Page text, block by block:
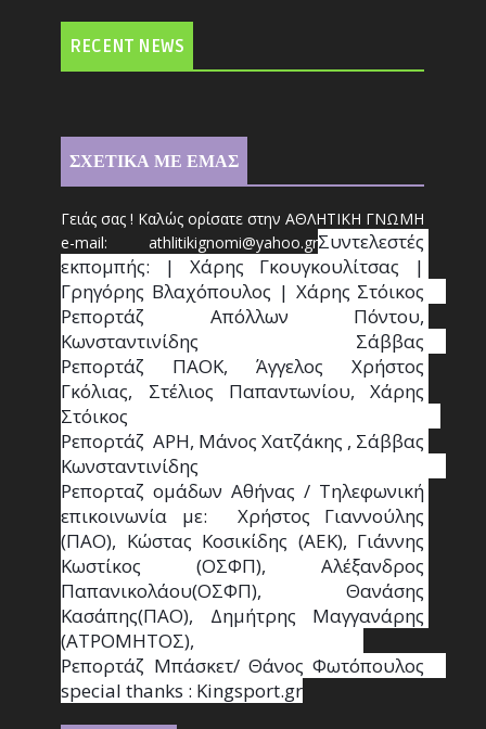
RECENT NEWS
ΣΧΕΤΙΚΑ ΜΕ ΕΜΑΣ
Γειάς σας ! Καλώς ορίσατε στην ΑΘΛΗΤΙΚΗ ΓΝΩΜΗ
e-mail: athlitikignomi@yahoo.grΣυντελεστές
εκπομπής: | Χάρης Γκουγκουλίτσας |
Γρηγόρης Βλαχόπουλος | Χάρης Στόικος
Ρεπορτάζ Απόλλων Πόντου,
Κωνσταντινίδης   Σάββας
Ρεπορτάζ ΠΑΟΚ, Άγγελος Χρήστος
Γκόλιας, Στέλιος Παπαντωνίου, Χάρης
Στόικος
Ρεπορτάζ  ΑΡΗ, Μάνος Χατζάκης , Σάββας
Κωνσταντινίδης
Ρεπορταζ ομάδων Αθήνας / Τηλεφωνική
επικοινωνία με:  Χρήστος Γιαννούλης
(ΠΑΟ), Κώστας Κοσικίδης (ΑΕΚ), Γιάννης
Κωστίκος (ΟΣΦΠ), Αλέξανδρος
Παπανικολάου(ΟΣΦΠ), Θανάσης
Κασάπης(ΠΑΟ), Δημήτρης Μαγγανάρης
(ΑΤΡΟΜΗΤΟΣ),
Ρεπορτάζ Μπάσκετ/ Θάνος Φωτόπουλος
special thanks : Κingsport.gr